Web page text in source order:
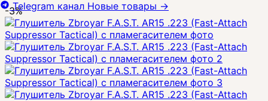
-3%Telegram канал Новые товары →